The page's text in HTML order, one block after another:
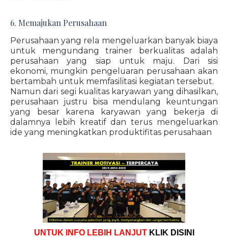
6. Memajukan Perusahaan
Perusahaan yang rela mengeluarkan banyak biaya
untuk mengundang trainer berkualitas adalah
perusahaan yang siap untuk maju. Dari sisi
ekonomi, mungkin pengeluaran perusahaan akan
bertambah untuk memfasilitasi kegiatan tersebut.
Namun dari segi kualitas karyawan yang dihasilkan,
perusahaan justru bisa mendulang keuntungan
yang besar karena karyawan yang bekerja di
dalamnya lebih kreatif dan terus mengeluarkan
ide yang meningkatkan produktifitas perusahaan
UNTUK INFO LEBIH LANJUT KLIK DISINI